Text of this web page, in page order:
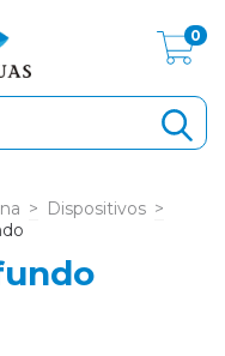
0
> Dispositivos >